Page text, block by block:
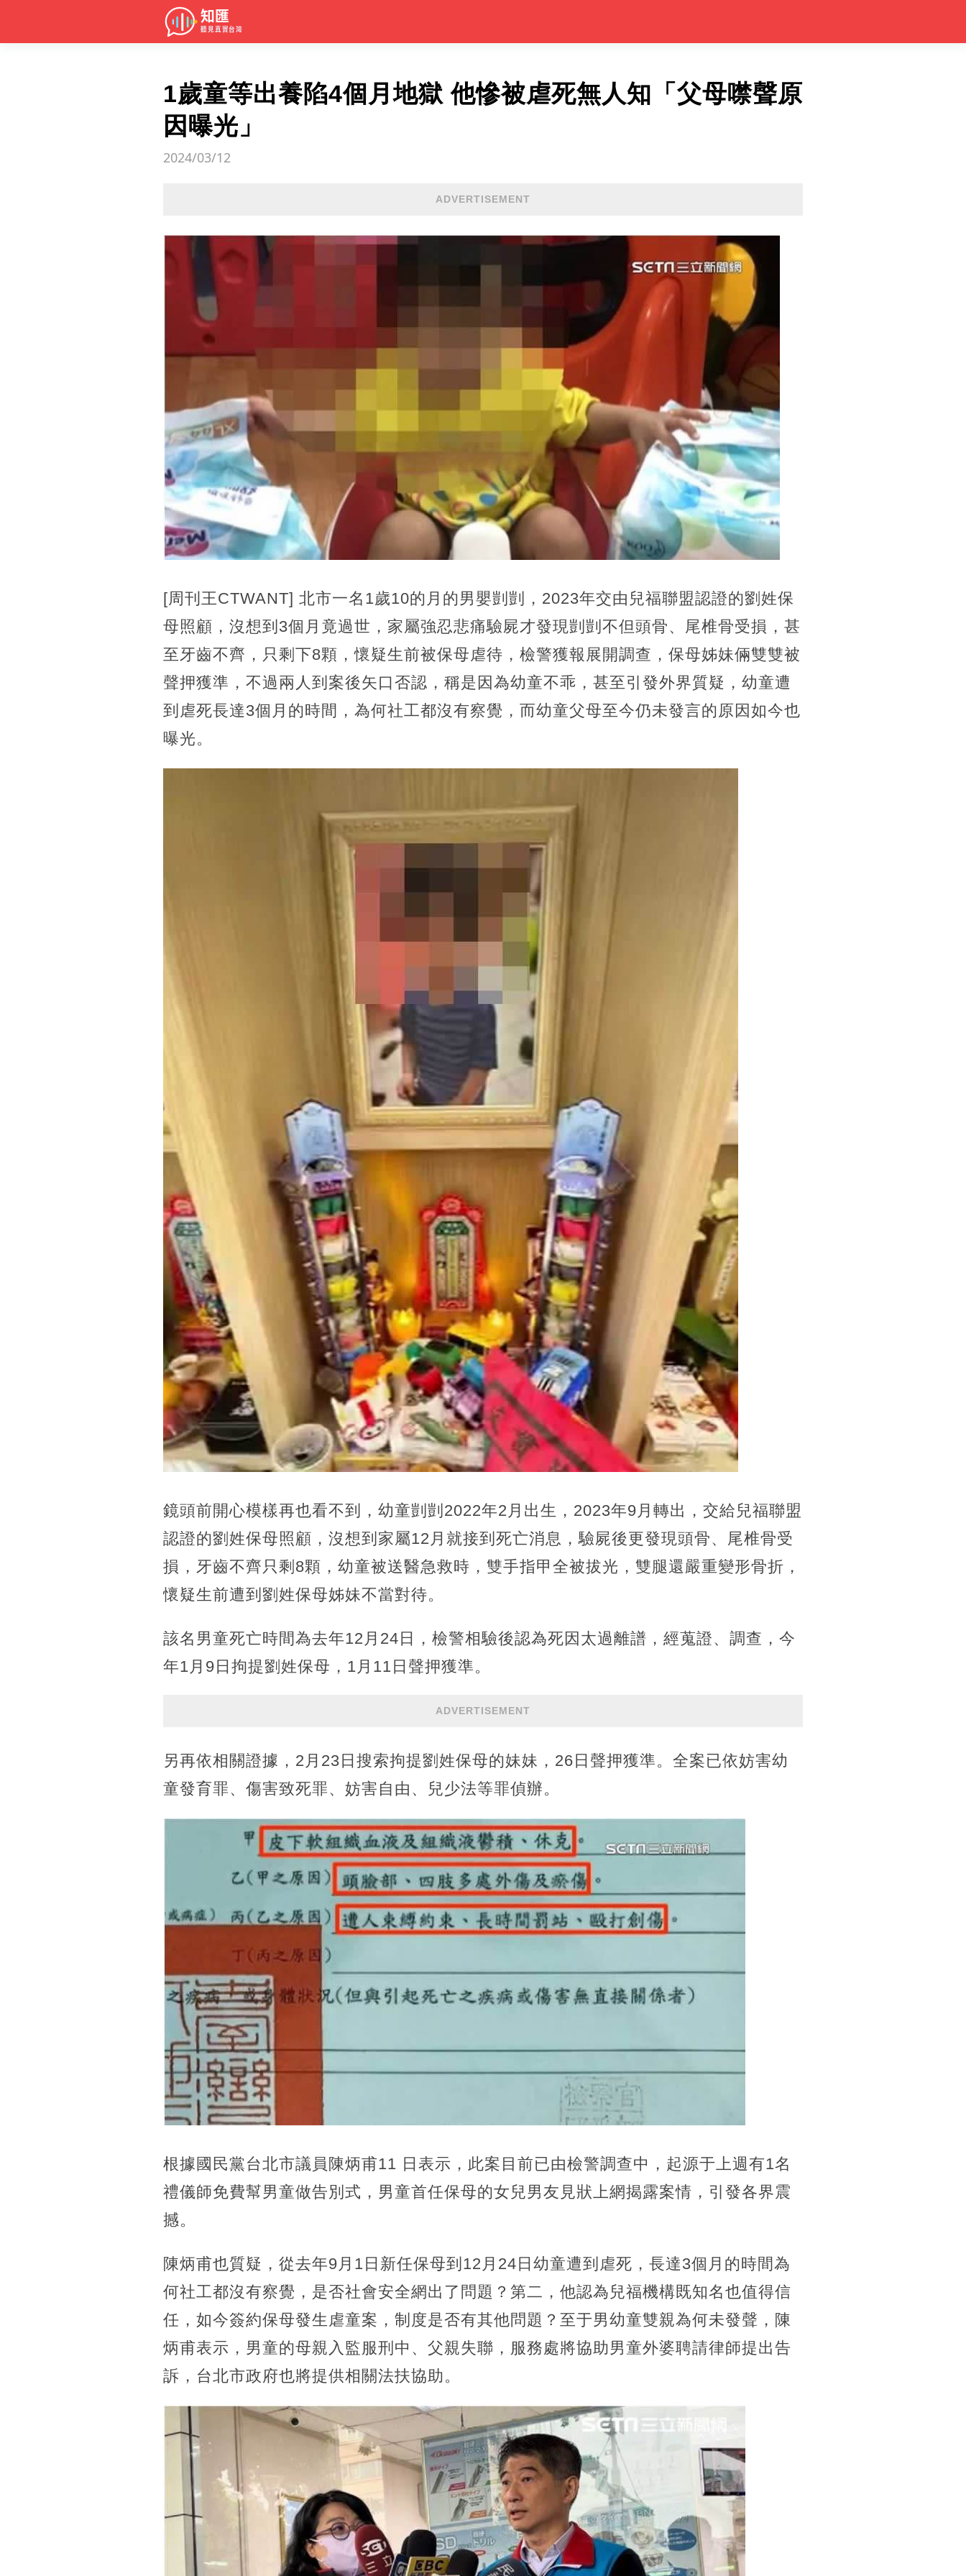
1歲童等出養陷4個月地獄 他慘被虐死無人知「父母噤聲原
因曝光」
2024/03/12
ADVERTISEMENT
[周刊王CTWANT] 北市一名1歲10的月的男嬰剴剴，2023年交由兒福聯盟認證的劉姓保
母照顧，沒想到3個月竟過世，家屬強忍悲痛驗屍才發現剴剴不但頭骨、尾椎骨受損，甚
至牙齒不齊，只剩下8顆，懷疑生前被保母虐待，檢警獲報展開調查，保母姊妹倆雙雙被
聲押獲準，不過兩人到案後矢口否認，稱是因為幼童不乖，甚至引發外界質疑，幼童遭
到虐死長達3個月的時間，為何社工都沒有察覺，而幼童父母至今仍未發言的原因如今也
曝光。
鏡頭前開心模樣再也看不到，幼童剴剴2022年2月出生，2023年9月轉出，交給兒福聯盟
認證的劉姓保母照顧，沒想到家屬12月就接到死亡消息，驗屍後更發現頭骨、尾椎骨受
損，牙齒不齊只剩8顆，幼童被送醫急救時，雙手指甲全被拔光，雙腿還嚴重變形骨折，
懷疑生前遭到劉姓保母姊妹不當對待。
該名男童死亡時間為去年12月24日，檢警相驗後認為死因太過離譜，經蒐證、調查，今
年1月9日拘提劉姓保母，1月11日聲押獲準。
ADVERTISEMENT
另再依相關證據，2月23日搜索拘提劉姓保母的妹妹，26日聲押獲準。全案已依妨害幼
童發育罪、傷害致死罪、妨害自由、兒少法等罪偵辦。
根據國民黨台北市議員陳炳甫11 日表示，此案目前已由檢警調查中，起源于上週有1名
禮儀師免費幫男童做告別式，男童首任保母的女兒男友見狀上網揭露案情，引發各界震
撼。
陳炳甫也質疑，從去年9月1日新任保母到12月24日幼童遭到虐死，長達3個月的時間為
何社工都沒有察覺，是否社會安全網出了問題？第二，他認為兒福機構既知名也值得信
任，如今簽約保母發生虐童案，制度是否有其他問題？至于男幼童雙親為何未發聲，陳
炳甫表示，男童的母親入監服刑中、父親失聯，服務處將協助男童外婆聘請律師提出告
訴，台北市政府也將提供相關法扶協助。